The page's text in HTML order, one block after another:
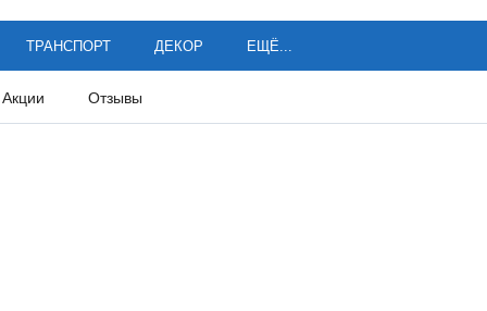
Акции Отзывы
ТРАНСПОРТ ДЕКОР ЕЩЁ...